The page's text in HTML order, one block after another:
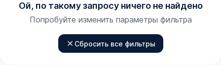
Ой, по такому запросу ничего не найдено
Попробуйте изменить параметры фильтра
Сбросить все фильтры